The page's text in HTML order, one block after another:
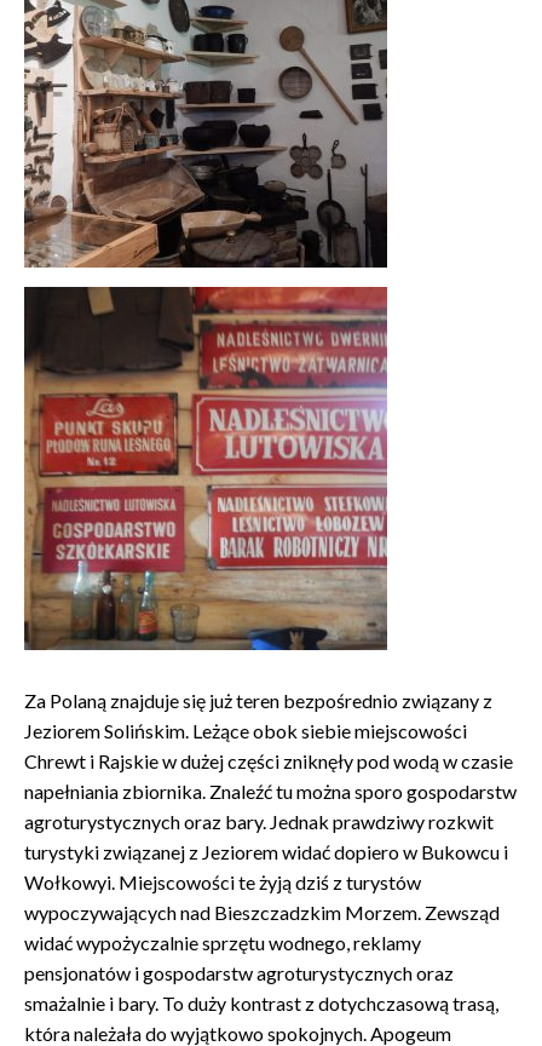
Za Polaną znajduje się już teren bezpośrednio związany z
Jeziorem Solińskim. Leżące obok siebie miejscowości
Chrewt i Rajskie w dużej części zniknęły pod wodą w czasie
napełniania zbiornika. Znaleźć tu można sporo gospodarstw
agroturystycznych oraz bary. Jednak prawdziwy rozkwit
turystyki związanej z Jeziorem widać dopiero w Bukowcu i
Wołkowyi. Miejscowości te żyją dziś z turystów
wypoczywających nad Bieszczadzkim Morzem. Zewsząd
widać wypożyczalnie sprzętu wodnego, reklamy
pensjonatów i gospodarstw agroturystycznych oraz
smażalnie i bary. To duży kontrast z dotychczasową trasą,
która należała do wyjątkowo spokojnych. Apogeum